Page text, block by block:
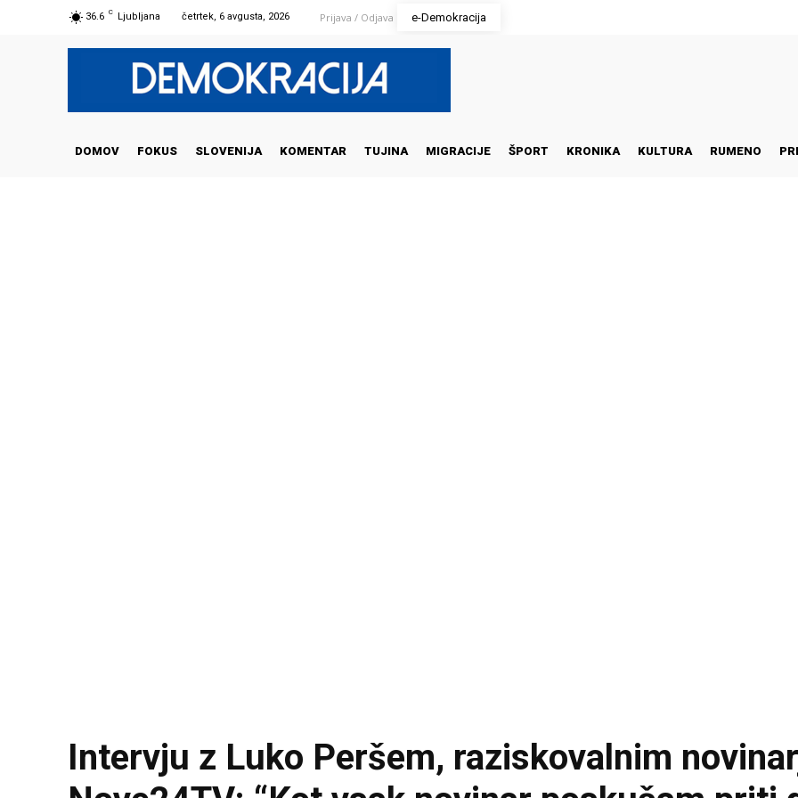
36.6 C Ljubljana četrtek, 6 avgusta, 2026 Prijava / Odjava e-Demokracija
DOMOV FOKUS SLOVENIJA KOMENTAR TUJINA MIGRACIJE ŠPORT KRONIKA KULTURA RUMENO
Intervju z Luko Peršem, raziskovalnim